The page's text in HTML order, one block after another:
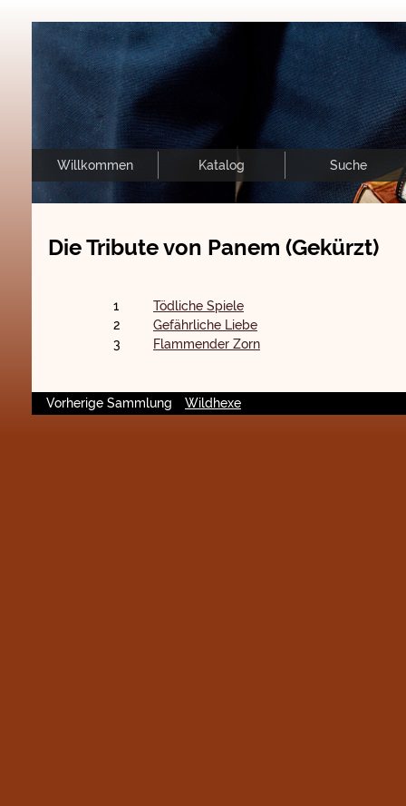
Willkommen Katalog Suche
Die Tribute von Panem (Gekürzt)
1
Tödliche Spiele
2
Gefährliche Liebe
3
Flammender Zorn
Vorherige Sammlung Wildhexe